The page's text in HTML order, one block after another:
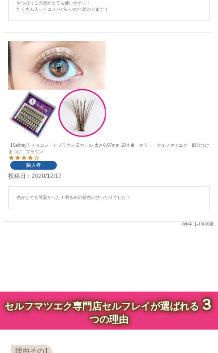
やっぱりこの形がとても使いやすい！
たくさん入ってコスパがいいので助かります！
【Selfray】チョコレートブラウン Dカール 太さ0.07mm 20本束 カラー セルフマツエク 部分つけ
まつげ ブラウン
購入者
投稿日 2020/12/17
色がとても可愛かった！明るめの髪色にぴったりでした！
4件中 1-4件表示
セルフマツエク専門店セルフレイが選ばれる３
つの理由